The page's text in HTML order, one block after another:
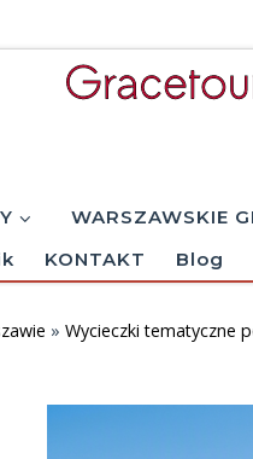
WARSZAWSKIE
KONTAKT Blog
» Wycieczki tematyczne